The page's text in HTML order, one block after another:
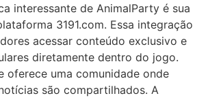
interessante de AnimalParty é sua
3191.com. Essa integração
acessar conteúdo exclusivo e
diretamente dentro do jogo.
oferece uma comunidade onde
são compartilhados. A